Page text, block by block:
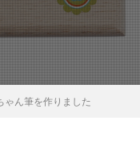
ゃん筆を作りました